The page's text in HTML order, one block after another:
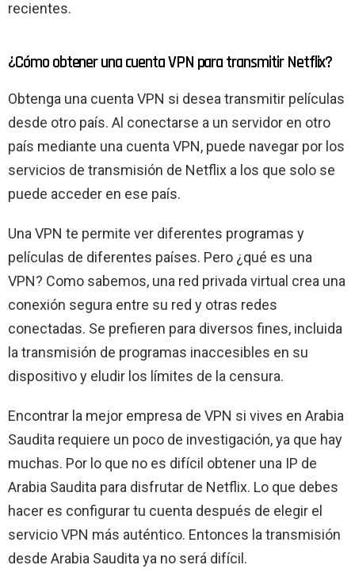
recientes.
¿Cómo obtener una cuenta VPN para transmitir Netflix?
Obtenga una cuenta VPN si desea transmitir películas
desde otro país. Al conectarse a un servidor en otro
país mediante una cuenta VPN, puede navegar por los
servicios de transmisión de Netflix a los que solo se
puede acceder en ese país.
Una VPN te permite ver diferentes programas y
películas de diferentes países. Pero ¿qué es una
VPN? Como sabemos, una red privada virtual crea una
conexión segura entre su red y otras redes
conectadas. Se prefieren para diversos fines, incluida
la transmisión de programas inaccesibles en su
dispositivo y eludir los límites de la censura.
Encontrar la mejor empresa de VPN si vives en Arabia
Saudita requiere un poco de investigación, ya que hay
muchas. Por lo que no es difícil obtener una IP de
Arabia Saudita para disfrutar de Netflix. Lo que debes
hacer es configurar tu cuenta después de elegir el
servicio VPN más auténtico. Entonces la transmisión
desde Arabia Saudita ya no será difícil.